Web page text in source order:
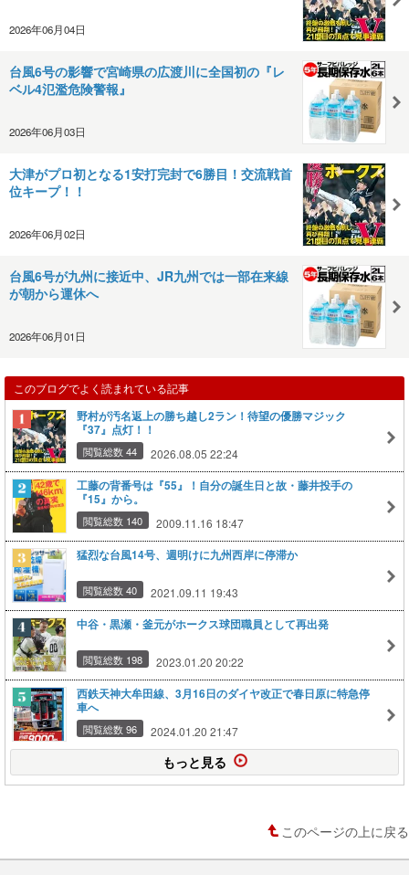
2026年06月04日
台風6号の影響で宮崎県の広渡川に全国初の『レ
ベル4氾濫危険警報』
2026年06月03日
大津がプロ初となる1安打完封で6勝目！交流戦首
位キープ！！
2026年06月02日
台風6号が九州に接近中、JR九州では一部在来線
が朝から運休へ
2026年06月01日
このブログでよく読まれている記事
野村が汚名返上の勝ち越し2ラン！待望の優勝マジック
『37』点灯！！
閲覧総数 44 2026.08.05 22:24
工藤の背番号は『55』！自分の誕生日と故・藤井投手の
『15』から。
閲覧総数 140 2009.11.16 18:47
猛烈な台風14号、週明けに九州西岸に停滞か
閲覧総数 40 2021.09.11 19:43
中谷・黒瀬・釜元がホークス球団職員として再出発
閲覧総数 198 2023.01.20 20:22
西鉄天神大牟田線、3月16日のダイヤ改正で春日原に特急停
車へ
閲覧総数 96 2024.01.20 21:47
もっと見る
このページの上に戻る